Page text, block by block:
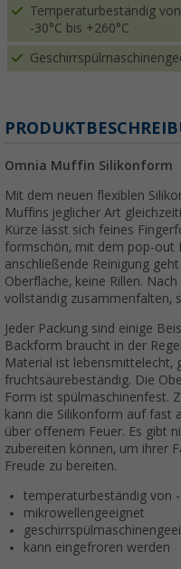
Temperaturbeständig von
-30°C bis +260°C
Omnia Muffin Silikonform
Mit dem neuen flexiblen
Muffins jeglicher Art
Kürze lässt sich feines
formschön, mit dem pop-out
anschließende Reinigung
Oberfläche, keine Rillen.
vollständig zusammenfalten,
Jeder Packung sind einige
Backform braucht in der
Material ist lebensmittelecht,
fruchtsäurebeständig. Die
Form ist spülmaschinenfest.
kann die Silikonform auf fast
über offenem Feuer. Es gibt
zubereiten können, um ihrer
Freude zu bereiten.
temperaturbeständig von -
mikrowellengeeignet
kann eingefroren werden